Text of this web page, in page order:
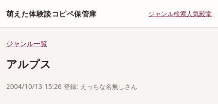
萌えた体験談コピペ保管庫 ジャンル検索人気殿堂
ジャンル一覧
アルプス
2004/10/13 15:26 登録: えっちな名無しさん